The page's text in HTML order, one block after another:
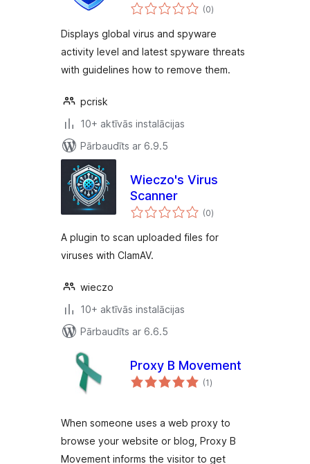
Widget
(0vērtējumu
kopsumma
)
Displays global virus and spyware
activity level and latest spyware threats
with guidelines how to remove them.
pcrisk
10+ aktīvās instalācijas
Pārbaudīts ar 6.9.5
Wieczo's Virus
Scanner
(0vērtējumu
kopsumma
)
A plugin to scan uploaded files for
viruses with ClamAV.
wieczo
10+ aktīvās instalācijas
Pārbaudīts ar 6.6.5
Proxy B Movement
(1vērtējumu
kopsumma
)
When someone uses a web proxy to
browse your website or blog, Proxy B
Movement informs the visitor to get